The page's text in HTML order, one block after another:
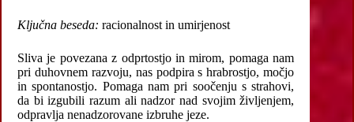
Ključna beseda: racionalnost in umirjenost
Sliva je povezana z odprtostjo in mirom, pomaga nam
pri duhovnem razvoju, nas podpira s hrabrostjo, močjo
in spontanostjo. Pomaga nam pri soočenju s strahovi,
da bi izgubili razum ali nadzor nad svojim življenjem,
odpravlja nenadzorovane izbruhe jeze.